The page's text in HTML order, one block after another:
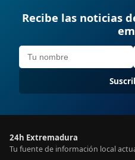
Recibe las noticias
24h Extremadura
Tu fuente de información local